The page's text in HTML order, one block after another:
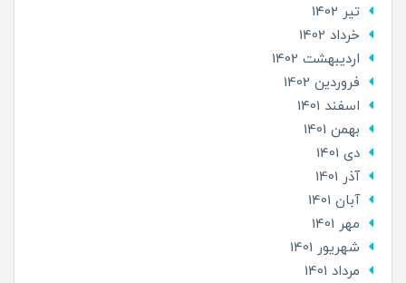
تير 1402
خرداد 1402
ارديبهشت 1402
فروردین 1402
اسفند 1401
بهمن 1401
دی 1401
آذر 1401
آبان 1401
مهر 1401
شهریور 1401
مرداد 1401